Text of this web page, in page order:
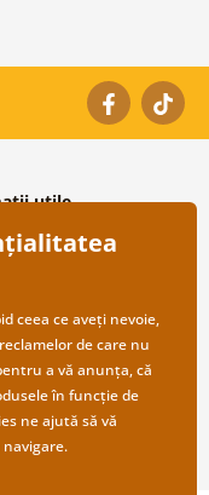
utile
frecvente
angro
ceea ce aveți nevoie,
de care nu
a vă anunța, că
în funcție de
ne ajută să vă